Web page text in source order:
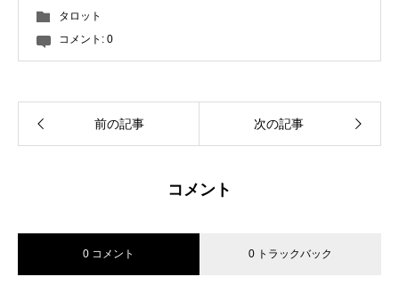
タロット
コメント: 0
前の記事 次の記事
コメント
0 コメント 0 トラックバック